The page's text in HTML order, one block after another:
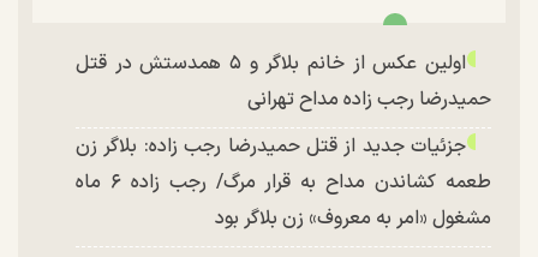
اولین عکس از خانم بلاگر و ۵ همدستش در قتل
حمیدرضا رجب زاده مداح تهرانی
جزئیات جدید از قتل حمیدرضا رجب زاده: بلاگر زن
طعمه کشاندن مداح به قرار مرگ/ رجب زاده ۶ ماه
مشغول «امر به معروف» زن بلاگر بود